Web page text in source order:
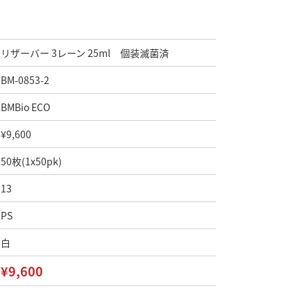
リザーバー 3レーン 25ml 個装滅菌済
BM-0853-2
BMBio ECO
¥9,600
50枚(1x50pk)
13
PS
白
¥9,600